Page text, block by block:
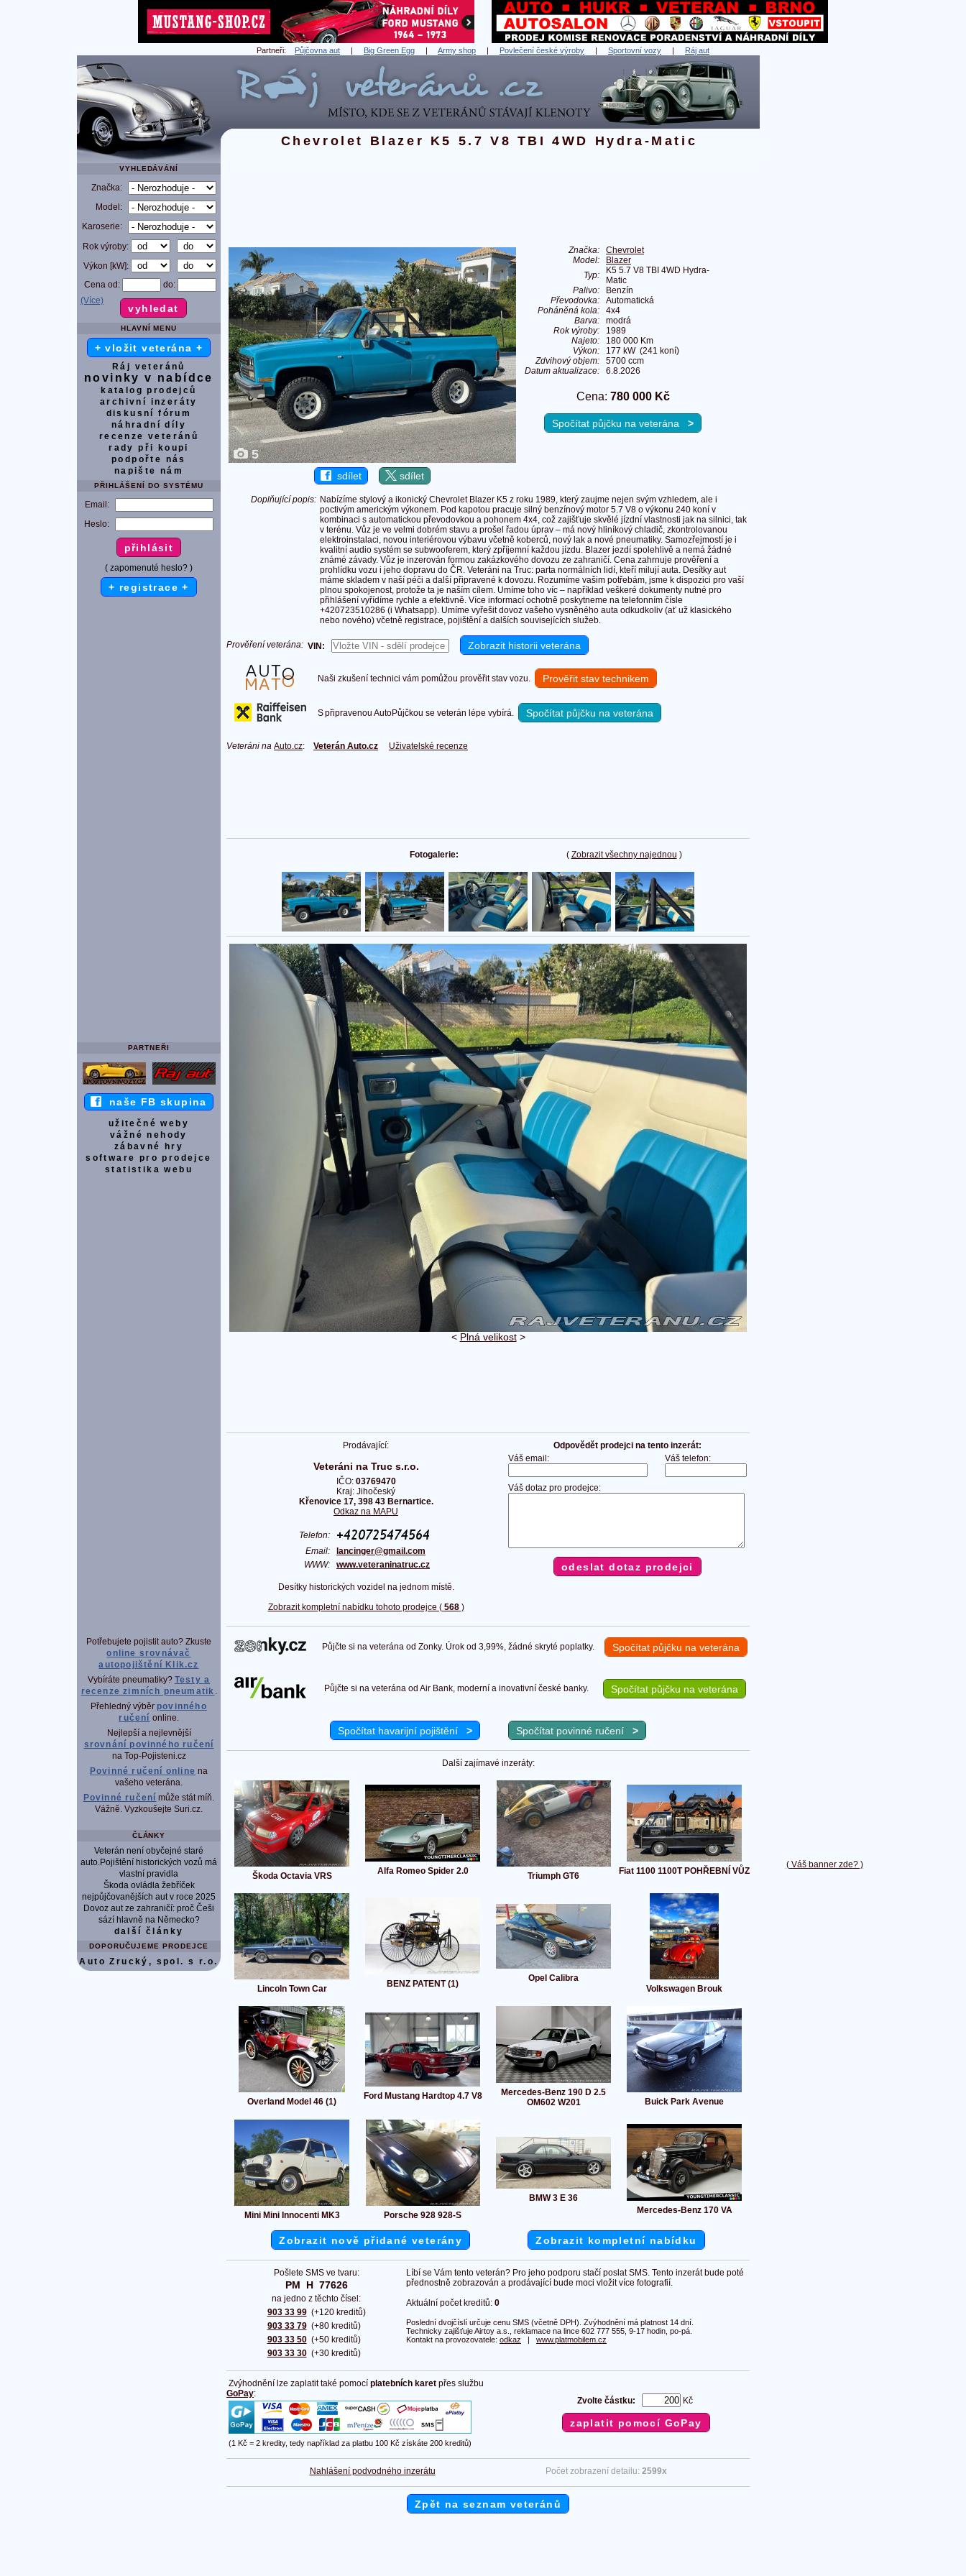
Partneři: Půjčovna aut | Big Green Egg | Army shop | Povlečení české výroby | Sportovní vozy | Ráj aut
( Váš banner zde? )
Chevrolet Blazer K5 5.7 V8 TBI 4WD Hydra-Matic
VYHLEDÁVÁNÍ
Značka:
Model:
Karoserie:
Rok výroby:
Výkon [kW]:
Cena od:
do:
(Více)
HLAVNÍ MENU
+ vložit veterána +
Ráj veteránů
novinky v nabídce
katalog prodejců
archivní inzeráty
diskusní fórum
náhradní díly
recenze veteránů
rady při koupi
podpořte nás
napište nám
PŘIHLÁŠENÍ DO SYSTÉMU
Email:
Heslo:
( zapomenuté heslo? )
+ registrace +
PARTNEŘI
naše FB skupina
užitečné weby
vážné nehody
zábavné hry
software pro prodejce
statistika webu
Potřebujete pojistit auto? Zkuste
online srovnávač
autopojištění Klik.cz
Vybíráte pneumatiky? Testy a
recenze zimních pneumatik .
Přehledný výběr povinného
ručení online.
Nejlepší a nejlevnější
srovnání povinného ručení
na Top-Pojisteni.cz
Povinné ručení online na
vašeho veterána.
Povinné ručení může stát míň.
Vážně. Vyzkoušejte Suri.cz.
ČLÁNKY
Veterán není obyčejné staré
auto.Pojištění historických vozů má
vlastní pravidla
Škoda ovládla žebříček
nejpůjčovanějších aut v roce 2025
Dovoz aut ze zahraničí: proč Češi
sází hlavně na Německo?
další články
DOPORUČUJEME PRODEJCE
Auto Zrucký, spol. s r.o.
5
sdílet sdílet
Značka:
Chevrolet
Model:
Blazer
Typ:
K5 5.7 V8 TBI 4WD Hydra-
Matic
Palivo:
Benzín
Převodovka:
Automatická
Poháněná kola:
4x4
Barva:
modrá
Rok výroby:
1989
Najeto:
180 000 Km
Výkon:
177 kW (241 koní)
Zdvihový objem:
5700 ccm
Datum aktualizace:
6.8.2026
Cena: 780 000 Kč
Spočítat půjčku na veterána >
Doplňující popis: Nabízíme stylový a ikonický Chevrolet Blazer K5 z roku 1989, který zaujme nejen svým vzhledem, ale i
poctivým americkým výkonem. Pod kapotou pracuje silný benzínový motor 5.7 V8 o výkonu 240 koní v
kombinaci s automatickou převodovkou a pohonem 4x4, což zajišťuje skvělé jízdní vlastnosti jak na silnici, tak
v terénu. Vůz je ve velmi dobrém stavu a prošel řadou úprav – má nový hliníkový chladič, zkontrolovanou
elektroinstalaci, novou interiérovou výbavu včetně koberců, nový lak a nové pneumatiky. Samozřejmostí je i
kvalitní audio systém se subwooferem, který zpříjemní každou jízdu. Blazer jezdí spolehlivě a nemá žádné
známé závady. Vůz je inzerován formou zakázkového dovozu ze zahraničí. Cena zahrnuje prověření a
prohlídku vozu i jeho dopravu do ČR. Veteráni na Truc: parta normálních lidí, kteří milují auta. Desítky aut
máme skladem v naší péči a další připravené k dovozu. Rozumíme vašim potřebám, jsme k dispozici pro vaší
plnou spokojenost, protože ta je naším cílem. Umíme toho víc – například veškeré dokumenty nutné pro
přihlášení vyřídíme rychle a efektivně. Více informací ochotně poskytneme na telefonním čísle
+420723510286 (i Whatsapp). Umíme vyřešit dovoz vašeho vysněného auta odkudkoliv (ať už klasického
nebo nového) včetně registrace, pojištění a dalších souvisejících služeb.
Prověření veterána: VIN:
Naši zkušení technici vám pomůžou prověřit stav vozu. Prověřit stav technikem
S připravenou AutoPůjčkou se veterán lépe vybírá. Spočítat půjčku na veterána
Veteráni na Auto.cz: Veterán Auto.cz Uživatelské recenze
( Zobrazit všechny najednou )
Fotogalerie:
< Plná velikost>
Prodávající:
Veteráni na Truc s.r.o.
IČO: 03769470
Kraj: Jihočeský
Křenovice 17, 398 43 Bernartice.
Odkaz na MAPU
Telefon:
Email:
lancinger@gmail.com
WWW: www.veteraninatruc.cz
Desítky historických vozidel na jednom místě.
Zobrazit kompletní nabídku tohoto prodejce ( 568)
Odpovědět prodejci na tento inzerát:
Váš email:
Váš telefon:
Váš dotaz pro prodejce:
Půjčte si na veterána od Zonky. Úrok od 3,99%, žádné skryté poplatky. Spočítat půjčku na veterána
Půjčte si na veterána od Air Bank, moderní a inovativní české banky. Spočítat půjčku na veterána
Spočítat havarijní pojištění > Spočítat povinné ručení >
Další zajímavé inzeráty:
Škoda Octavia VRS Alfa Romeo Spider 2.0 Triumph GT6 Fiat 1100 1100T POHŘEBNÍ VŮZ
Lincoln Town Car BENZ PATENT (1)
Opel Calibra
Volkswagen Brouk
Overland Model 46 (1)
Ford Mustang Hardtop 4.7 V8
Mercedes-Benz 190 D 2.5
OM602 W201
Buick Park Avenue
Mini Mini Innocenti MK3 Porsche 928 928-S
BMW 3 E 36
Mercedes-Benz 170 VA
Zobrazit nově přidané veterány Zobrazit kompletní nabídku
Pošlete SMS ve tvaru:
PM  H  77626
na jedno z těchto čísel:
903 33 99
903 33 79
903 33 50
903 33 30
(+120 kreditů)
(+80 kreditů)
(+50 kreditů)
(+30 kreditů)
Líbí se Vám tento veterán? Pro jeho podporu stačí poslat SMS. Tento inzerát bude poté
přednostně zobrazován a prodávající bude moci vložit více fotografií.
Aktuální počet kreditů: 0
Poslední dvojčíslí určuje cenu SMS (včetně DPH). Zvýhodnění má platnost 14 dní.
Technicky zajišťuje Airtoy a.s., reklamace na lince 602 777 555, 9-17 hodin, po-pá.
Kontakt na provozovatele: odkaz | www.platmobilem.cz
Zvýhodnění lze zaplatit také pomocí platebních karet přes službu
GoPay:
(1 Kč = 2 kredity, tedy například za platbu 100 Kč získáte 200 kreditů)
Zvolte částku: Kč
Nahlášení podvodného inzerátu Počet zobrazení detailu: 2599x
Zpět na seznam veteránů